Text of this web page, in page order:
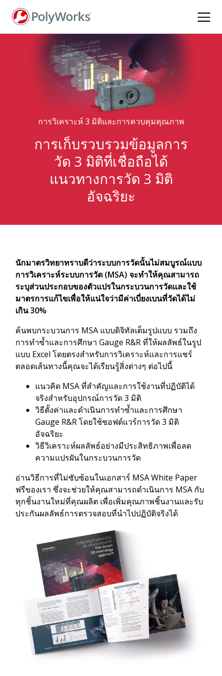
การวิเคราะห์ 3 มิติและการควบคุมคุณภาพ
การเก็บรวบรวมข้อมูลการ
วัด 3 มิติที่เชื่อถือได้
แนวทางการวัด 3 มิติ
อัจฉริยะ
นักมาตรวิทยาทราบดีว่าระบบการวัดนั้นไม่สมบูรณ์แบบ
การวิเคราะห์ระบบการวัด (MSA) จะทำให้คุณสามารถ
ระบุส่วนประกอบของตัวแปรในกระบวนการวัดและใช้
มาตรการแก้ไขเพื่อให้แน่ใจว่ามีค่าเบี่ยงเบนที่วัดได้ไม่
เกิน 30%
ค้นพบกระบวนการ MSA แบบดิจิทัลเต็มรูปแบบ รวมถึง
การทำซ้ำและการศึกษา Gauge R&R ที่ให้ผลลัพธ์ในรูป
แบบ Excel โดยตรงสำหรับการวิเคราะห์และการแชร์
ตลอดเส้นทางนี้คุณจะได้เรียนรู้สิ่งต่างๆ ต่อไปนี้
แนวคิด MSA ที่สำคัญและการใช้งานที่ปฏิบัติได้
จริงสำหรับอุปกรณ์การวัด 3 มิติ
วิธีตั้งค่าและดำเนินการทำซ้ำและการศึกษา
Gauge R&R โดยใช้ซอฟต์แวร์การวัด 3 มิติ
อัจฉริยะ
วิธีวิเคราะห์ผลลัพธ์อย่างมีประสิทธิภาพเพื่อลด
ความแปรผันในกระบวนการวัด
อ่านวิธีการที่ไม่ซับซ้อนในเอกสาร์ MSA White Paper
ฟรีของเรา ซึ่งจะช่วยให้คุณสามารถดำเนินการ MSA กับ
ทุกชิ้นงานใหม่ที่คุณผลิต เพื่อเพิ่มคุณภาพชิ้นงานและรับ
ประกันผลลัพธ์การตรวจสอบที่นำไปปฏิบัติจริงได้